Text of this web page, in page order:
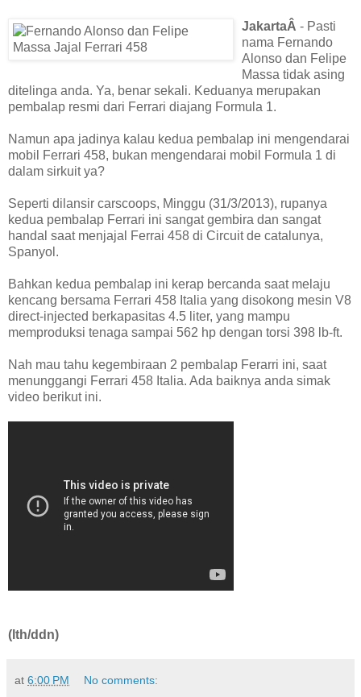
JakartaÂ - Pasti
nama Fernando
Alonso dan Felipe
Massa tidak asing
ditelinga anda. Ya, benar sekali. Keduanya merupakan
pembalap resmi dari Ferrari diajang Formula 1.
Namun apa jadinya kalau kedua pembalap ini mengendarai
mobil Ferrari 458, bukan mengendarai mobil Formula 1 di
dalam sirkuit ya?
Seperti dilansir carscoops, Minggu (31/3/2013), rupanya
kedua pembalap Ferrari ini sangat gembira dan sangat
handal saat menjajal Ferrai 458 di Circuit de catalunya,
Spanyol.
Bahkan kedua pembalap ini kerap bercanda saat melaju
kencang bersama Ferrari 458 Italia yang disokong mesin V8
direct-injected berkapasitas 4.5 liter, yang mampu
memproduksi tenaga sampai 562 hp dengan torsi 398 lb-ft.
Nah mau tahu kegembiraan 2 pembalap Ferarri ini, saat
menunggangi Ferrari 458 Italia. Ada baiknya anda simak
video berikut ini.
(lth/ddn)
at 6:00 PM No comments: